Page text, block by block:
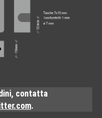
contatta
.